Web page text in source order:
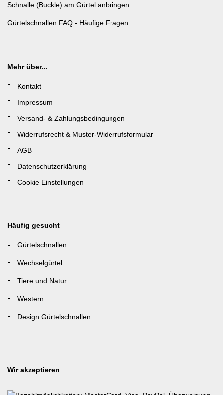
Schnalle (Buckle) am Gürtel anbringen
Gürtelschnallen FAQ - Häufige Fragen
Mehr über...
Kontakt
Impressum
Versand- & Zahlungsbedingungen
Widerrufsrecht & Muster-Widerrufsformular
AGB
Datenschutzerklärung
Cookie Einstellungen
Häufig gesucht
Gürtelschnallen
Wechselgürtel
Tiere und Natur
Western
Design Gürtelschnallen
Wir akzeptieren